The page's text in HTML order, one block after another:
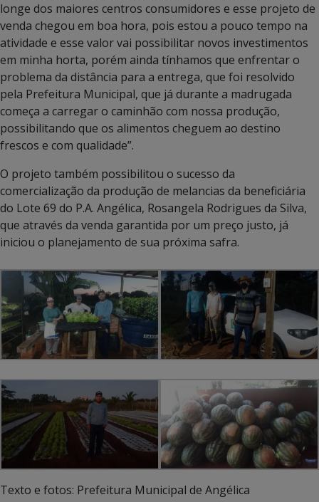
longe dos maiores centros consumidores e esse projeto de
venda chegou em boa hora, pois estou a pouco tempo na
atividade e esse valor vai possibilitar novos investimentos
em minha horta, porém ainda tínhamos que enfrentar o
problema da distância para a entrega, que foi resolvido
pela Prefeitura Municipal, que já durante a madrugada
começa a carregar o caminhão com nossa produção,
possibilitando que os alimentos cheguem ao destino
frescos e com qualidade”.
O projeto também possibilitou o sucesso da
comercialização da produção de melancias da beneficiária
do Lote 69 do P.A. Angélica, Rosangela Rodrigues da Silva,
que através da venda garantida por um preço justo, já
iniciou o planejamento de sua próxima safra.
Texto e fotos: Prefeitura Municipal de Angélica